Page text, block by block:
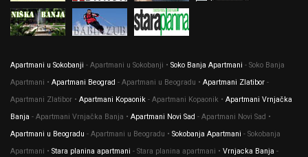
Apartmani u Sokobanji - Apartmani u Sokobanji • Soko Banja Apartmani - Soko Banja
Apartmani • Apartmani Beograd - Apartmani u Beogradu • Apartmani Zlatibor -
Apartmani Zlatibor • Apartmani Kopaonik - Apartmani Kopaonik • Apartmani Vrnjačka
Banja - Apartmani Vrnjačka Banja • Apartmani Novi Sad - Apartmani Novi Sad •
Apartmani u Beogradu - Apartmani u Beogradu • Sokobanja Apartmani - Sokobanja
Apartmani • Stara planina apartmani - Stara planina apartmani • Vrnjacka Banja -